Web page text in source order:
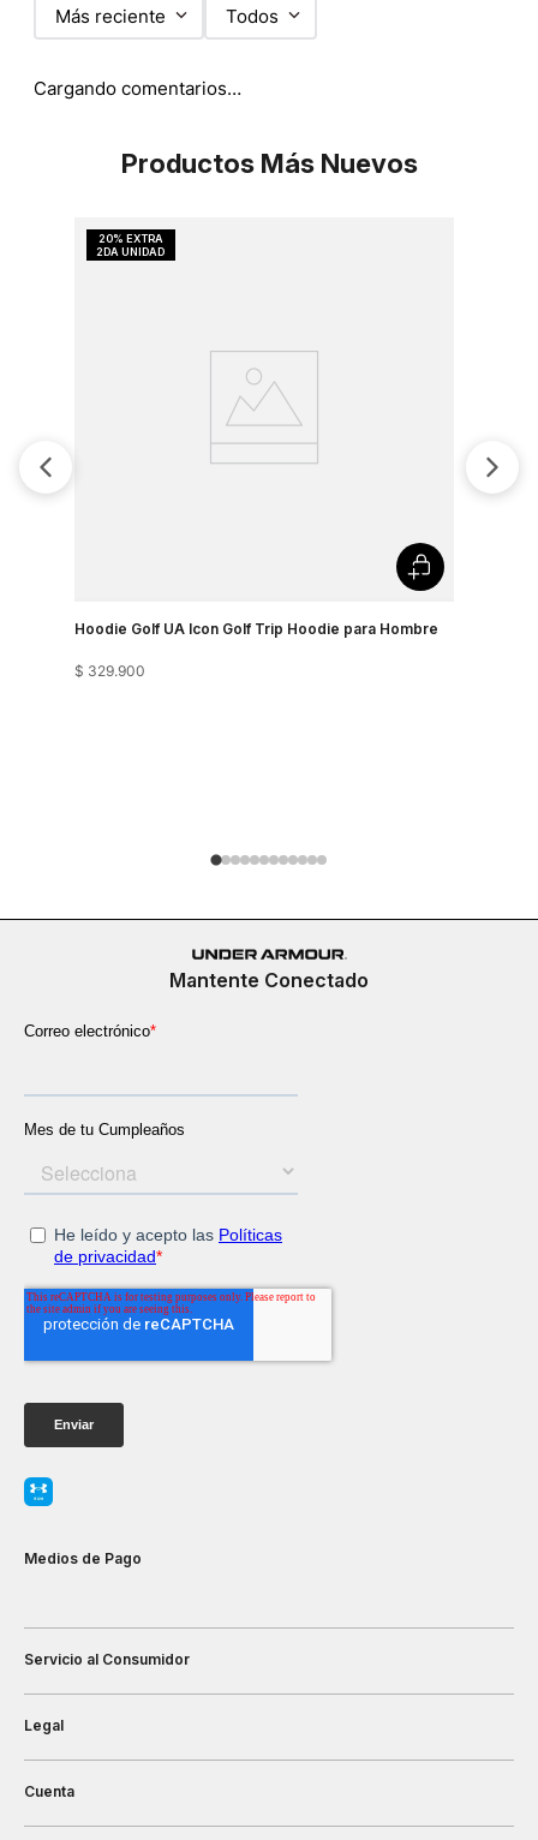
Más reciente Todos
Cargando comentarios…
Productos Más Nuevos
Hoodie Golf UA Icon Golf Trip Hoodie para Hombre
$ 329.900
Mantente Conectado
Medios de Pago
Servicio al Consumidor
Legal
Cuenta